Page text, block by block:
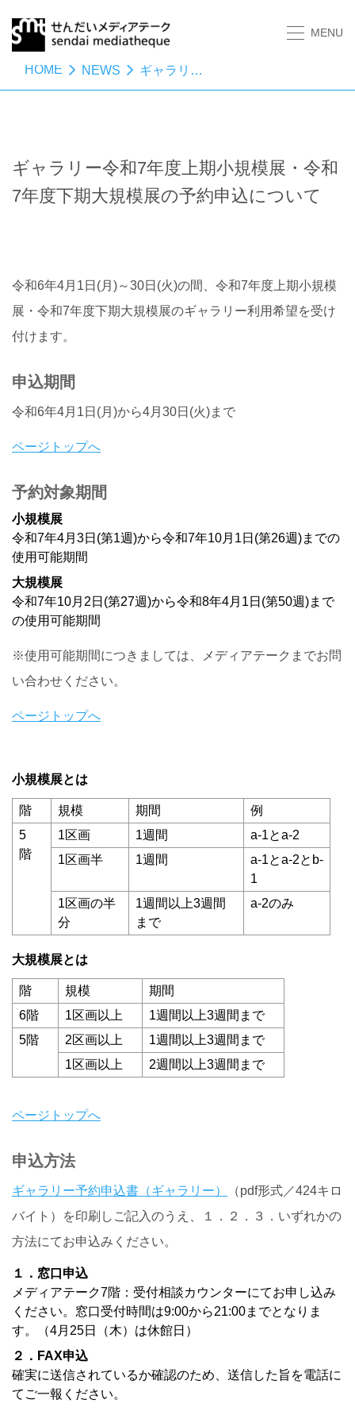
MENU
HOME NEWS ギャラリー令和7年度上期小規模展・令和7年度下期大規模展の予約申込について
ギャラリー令和7年度上期小規模展・令和
7年度下期大規模展の予約申込について
令和6年4月1日(月)～30日(火)の間、令和7年度上期小規模
展・令和7年度下期大規模展のギャラリー利用希望を受け
付けます。
申込期間
令和6年4月1日(月)から4月30日(火)まで
ページトップへ
予約対象期間
小規模展
令和7年4月3日(第1週)から令和7年10月1日(第26週)までの
使用可能期間
大規模展
令和7年10月2日(第27週)から令和8年4月1日(第50週)まで
の使用可能期間
※使用可能期間につきましては、メディアテークまでお問
い合わせください。
ページトップへ
小規模展とは
階 規模 期間
例
5
階
1区画 1週間
a-1とa-2
1区画半
1週間
a-1とa-2とb-
1
1区画の半
分
1週間以上3週間
まで
a-2のみ
大規模展とは
階 規模
期間
6階
1区画以上
1週間以上3週間まで
5階
2区画以上
1週間以上3週間まで
1区画以上
2週間以上3週間まで
ページトップへ
申込方法
ギャラリー予約申込書（ギャラリー）
（pdf形式／424キロ
バイト）を印刷しご記入のうえ、１．２．３．いずれかの
方法にてお申込みください。
１．窓口申込
メディアテーク7階：受付相談カウンターにてお申し込み
ください。窓口受付時間は9:00から21:00までとなりま
す。（4月25日（木）は休館日）
２．FAX申込
確実に送信されているか確認のため、送信した旨を電話に
てご一報ください。